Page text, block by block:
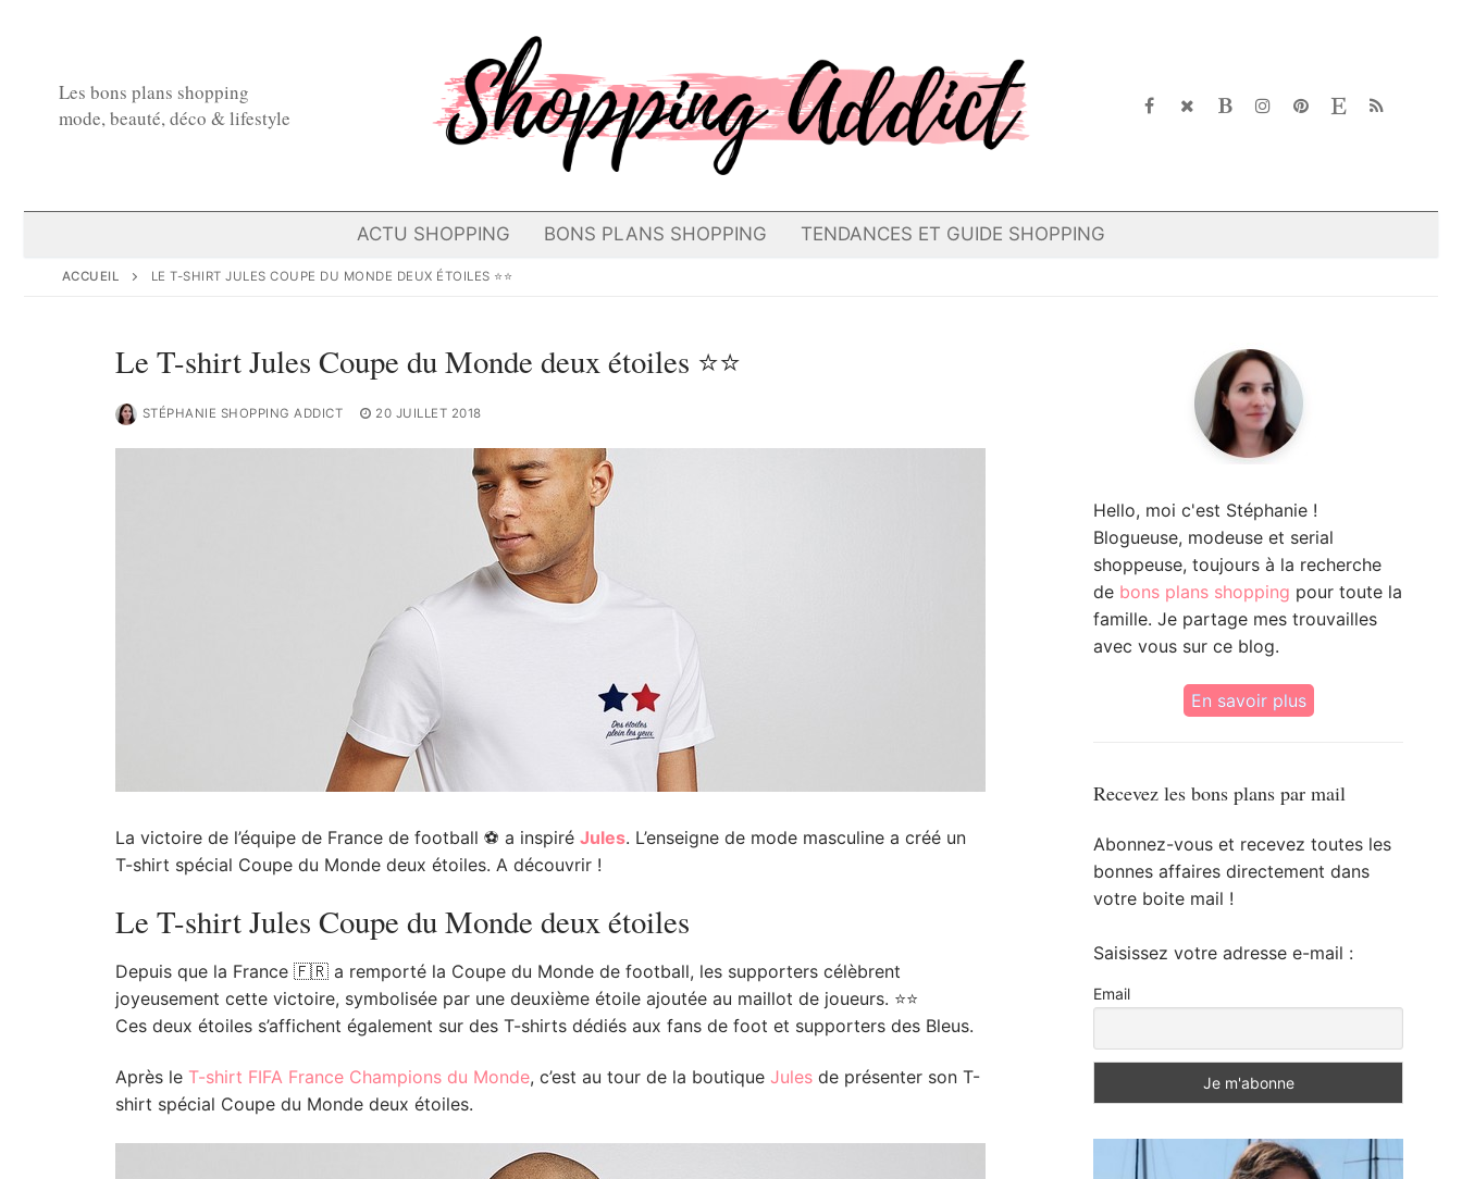
Les bons plans shopping
mode, beauté, déco & lifestyle
ACTU SHOPPING BONS PLANS SHOPPING TENDANCES ET GUIDE SHOPPING
ACCUEIL LE T-SHIRT JULES COUPE DU MONDE DEUX ÉTOILES ⭐⭐
Le T-shirt Jules Coupe du Monde deux étoiles ⭐⭐
STÉPHANIE SHOPPING ADDICT 20 JUILLET 2018
La victoire de l’équipe de France de football ⚽️ a inspiré Jules. L’enseigne de mode masculine a créé un
T-shirt spécial Coupe du Monde deux étoiles. A découvrir !
Le T-shirt Jules Coupe du Monde deux étoiles
Depuis que la France 🇫🇷 a remporté la Coupe du Monde de football, les supporters célèbrent
joyeusement cette victoire, symbolisée par une deuxième étoile ajoutée au maillot de joueurs. ⭐️⭐️
Ces deux étoiles s’affichent également sur des T-shirts dédiés aux fans de foot et supporters des Bleus.
Après le T-shirt FIFA France Champions du Monde, c’est au tour de la boutique Julesde présenter son T-
shirt spécial Coupe du Monde deux étoiles.
Hello, moi c'est Stéphanie !
Blogueuse, modeuse et serial
shoppeuse, toujours à la recherche
de bons plans shopping pour toute la
famille. Je partage mes trouvailles
avec vous sur ce blog.
En savoir plus
Recevez les bons plans par mail
Abonnez-vous et recevez toutes les
bonnes affaires directement dans
votre boite mail !
Saisissez votre adresse e-mail :
Email